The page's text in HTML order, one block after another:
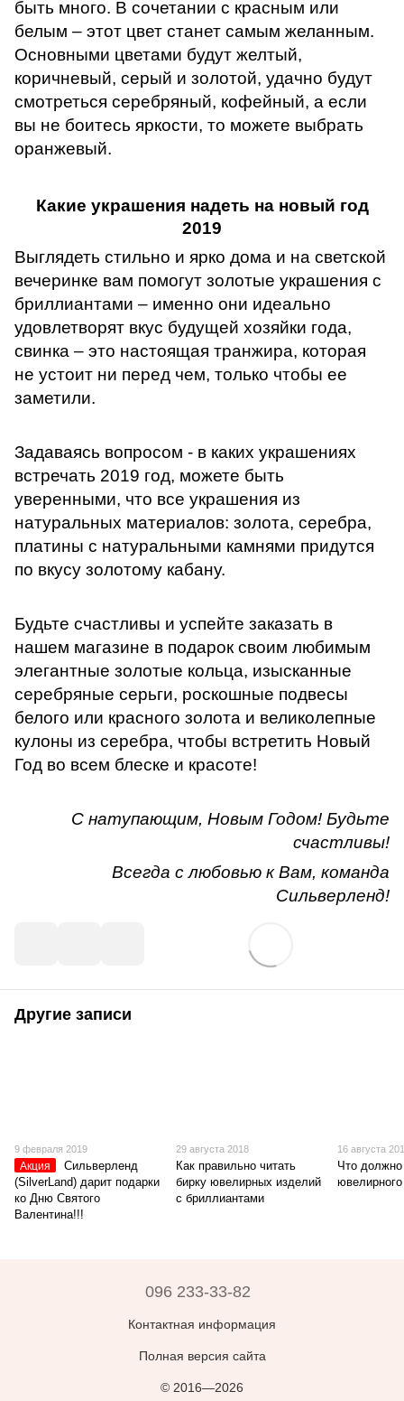
быть много. В сочетании с красным или
белым – этот цвет станет самым желанным.
Основными цветами будут желтый,
коричневый, серый и золотой, удачно будут
смотреться серебряный, кофейный, а если
вы не боитесь яркости, то можете выбрать
оранжевый.
Какие украшения надеть на новый год
2019
Выглядеть стильно и ярко дома и на светской
вечеринке вам помогут золотые украшения с
бриллиантами – именно они идеально
удовлетворят вкус будущей хозяйки года,
свинка – это настоящая транжира, которая
не устоит ни перед чем, только чтобы ее
заметили.
Задаваясь вопросом - в каких украшениях
встречать 2019 год, можете быть
уверенными, что все украшения из
натуральных материалов: золота, серебра,
платины с натуральными камнями придутся
по вкусу золотому кабану.
Будьте счастливы и успейте заказать в
нашем магазине в подарок своим любимым
элегантные золотые кольца, изысканные
серебряные серьги, роскошные подвесы
белого или красного золота и великолепные
кулоны из серебра, чтобы встретить Новый
Год во всем блеске и красоте!
С натупающим, Новым Годом! Будьте
счастливы!
Всегда с любовью к Вам, команда
Сильверленд!
Другие записи
9 февраля 2019
Акция
Сильверленд
(SilverLand) дарит подарки
ко Дню Святого
Валентина!!!
29 августа 2018
Как правильно читать
бирку ювелирных изделий
с бриллиантами
16 августа
Что должно
096 233-33-82
Контактная информация
Полная версия сайта
© 2016—2026